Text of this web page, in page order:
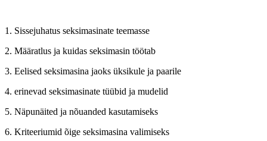
1. Sissejuhatus seksimasinate teemasse
2. Määratlus ja kuidas seksimasin töötab
3. Eelised seksimasina jaoks üksikule ja paarile
4. erinevad seksimasinate tüübid ja mudelid
5. Näpunäited ja nõuanded kasutamiseks
6. Kriteeriumid õige seksimasina valimiseks